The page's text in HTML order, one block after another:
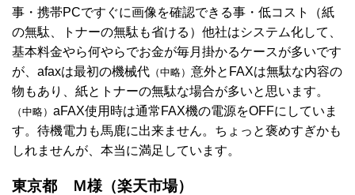
事・携帯PCですぐに画像を確認できる事・低コスト（紙
の無駄、トナーの無駄も省ける）他社はシステム化して、
基本料金やら何やらでお金が毎月掛かるケースが多いです
が、afaxは最初の機械代 （中略） 意外とFAXは無駄な内容の
物もあり、紙とトナーの無駄な場合が多いと思います。
（中略） aFAX使用時は通常FAX機の電源をOFFにしていま
す。待機電力も馬鹿に出来ません。ちょっと褒めすぎかも
しれませんが、本当に満足しています。
東京都 Ｍ様（楽天市場）